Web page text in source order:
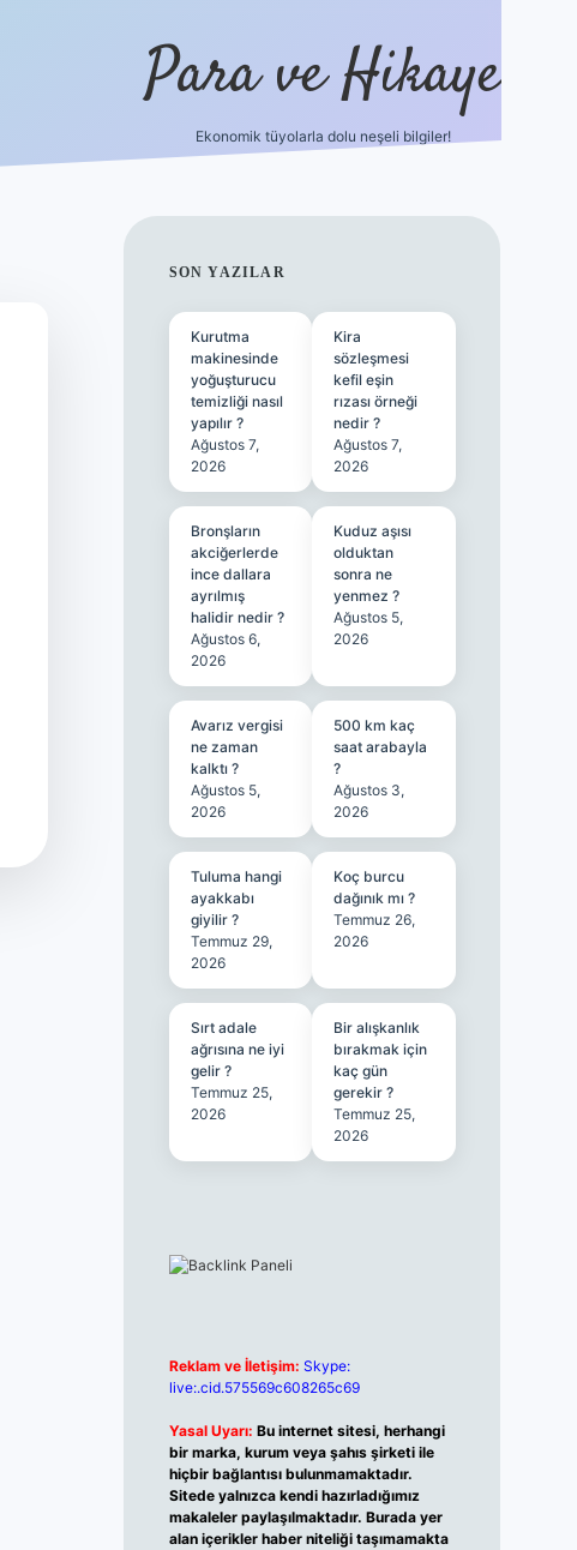
Para ve Hikaye
Ekonomik tüyolarla dolu neşeli bilgiler!
SIDEBAR
SON YAZILAR
Kurutma
makinesinde
yoğuşturucu
temizliği nasıl
yapılır ?
Ağustos 7,
2026
Kira
sözleşmesi
kefil eşin
rızası örneği
nedir ?
Ağustos 7,
2026
Bronşların
akciğerlerde
ince dallara
ayrılmış
halidir nedir ?
Ağustos 6,
2026
Kuduz aşısı
olduktan
sonra ne
yenmez ?
Ağustos 5,
2026
Avarız vergisi
ne zaman
kalktı ?
Ağustos 5,
2026
500 km kaç
saat arabayla
?
Ağustos 3,
2026
Tuluma hangi
ayakkabı
giyilir ?
Temmuz 29,
2026
Koç burcu
dağınık mı ?
Temmuz 26,
2026
Sırt adale
ağrısına ne iyi
gelir ?
Temmuz 25,
2026
Bir alışkanlık
bırakmak için
kaç gün
gerekir ?
Temmuz 25,
2026
Reklam ve İletişim: Skype:
live:.cid.575569c608265c69
Yasal Uyarı: Bu internet sitesi, herhangi
bir marka, kurum veya şahıs şirketi ile
hiçbir bağlantısı bulunmamaktadır.
Sitede yalnızca kendi hazırladığımız
makaleler paylaşılmaktadır. Burada yer
alan içerikler haber niteliği taşımamakta
hiltonbet